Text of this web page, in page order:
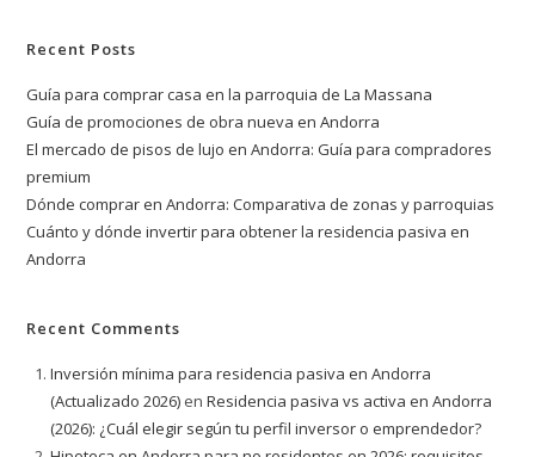
Recent Posts
Guía para comprar casa en la parroquia de La Massana
Guía de promociones de obra nueva en Andorra
El mercado de pisos de lujo en Andorra: Guía para compradores
premium
Dónde comprar en Andorra: Comparativa de zonas y parroquias
Cuánto y dónde invertir para obtener la residencia pasiva en
Andorra
Recent Comments
Inversión mínima para residencia pasiva en Andorra
(Actualizado 2026) enResidencia pasiva vs activa en Andorra
(2026): ¿Cuál elegir según tu perfil inversor o emprendedor?